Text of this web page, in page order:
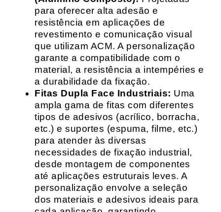
para oferecer alta adesão e
resistência em aplicações de
revestimento e comunicação visual
que utilizam ACM. A personalização
garante a compatibilidade com o
material, a resistência a intempéries e
a durabilidade da fixação.
Fitas Dupla Face Industriais: Uma
ampla gama de fitas com diferentes
tipos de adesivos (acrílico, borracha,
etc.) e suportes (espuma, filme, etc.)
para atender às diversas
necessidades de fixação industrial,
desde montagem de componentes
até aplicações estruturais leves. A
personalização envolve a seleção
dos materiais e adesivos ideais para